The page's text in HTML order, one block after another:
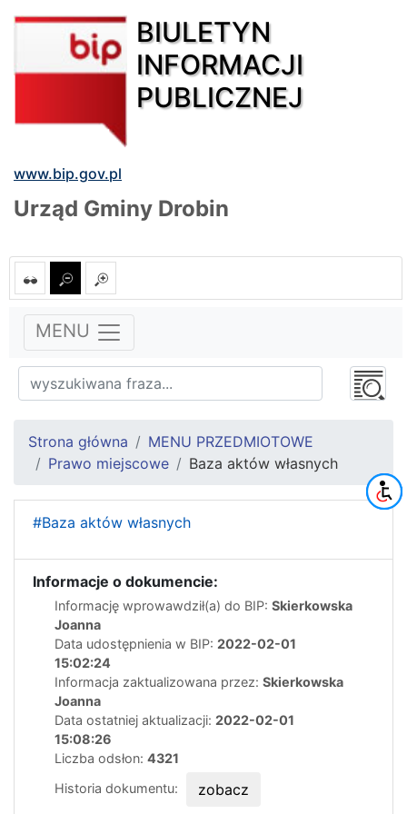
BIULETYN
INFORMACJI
PUBLICZNEJ
www.bip.gov.pl
Urząd Gminy Drobin
MENU
Strona główna
MENU PRZEDMIOTOWE
Prawo miejscowe
Baza aktów własnych
#Baza aktów własnych
Informacje o dokumencie:
Informację wprowawdził(a) do BIP: Skierkowska
Joanna
Data udostępnienia w BIP: 2022-02-01
15:02:24
Informacja zaktualizowana przez: Skierkowska
Joanna
Data ostatniej aktualizacji: 2022-02-01
15:08:26
Liczba odsłon: 4321
Historia dokumentu:
zobacz